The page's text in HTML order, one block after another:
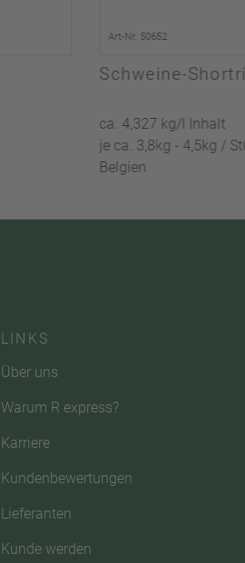
Art-Nr. 50652
Schweine-
ca. 4,327 kg/l Inhalt
je ca. 3,8kg - 4,5kg /
Belgien
LINKS
Über uns
Warum R express?
Karriere
Kundenbewertungen
Lieferanten
Kunde werden